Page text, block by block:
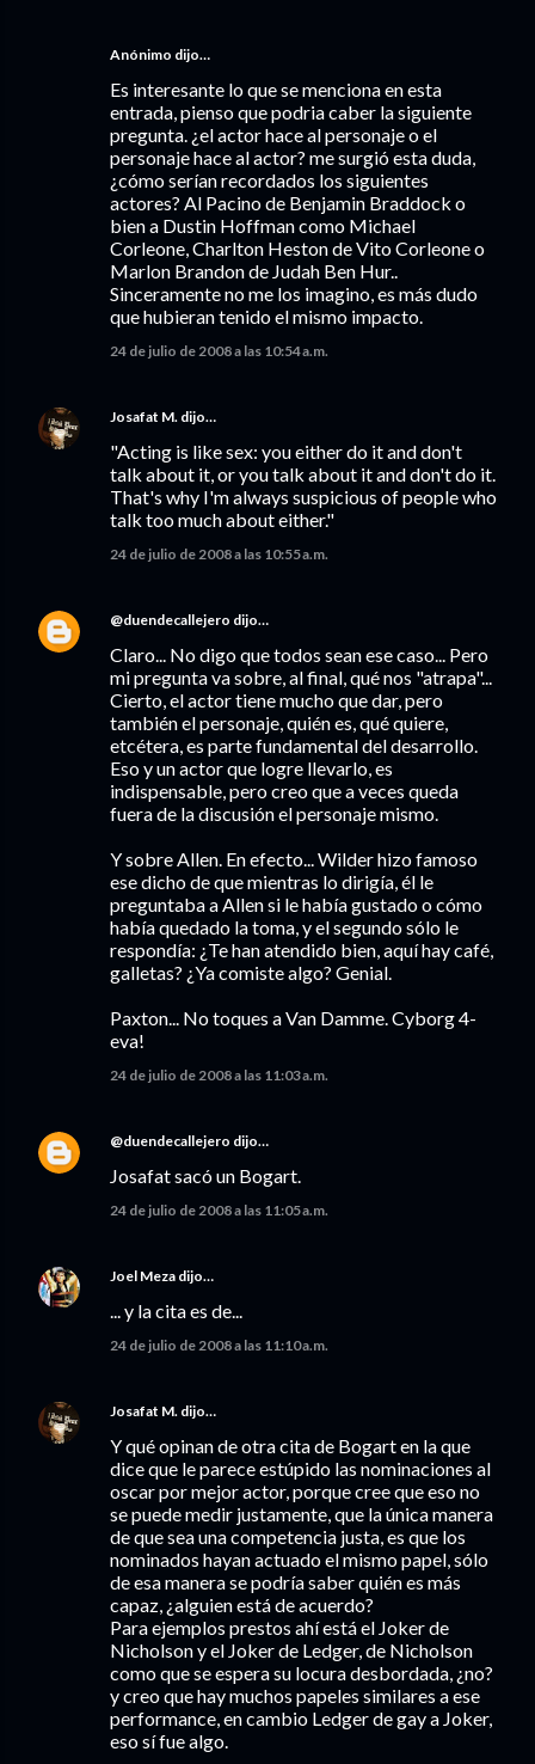
Anónimo dijo…
Es interesante lo que se menciona en esta
entrada, pienso que podria caber la siguiente
pregunta. ¿el actor hace al personaje o el
personaje hace al actor? me surgió esta duda,
¿cómo serían recordados los siguientes
actores? Al Pacino de Benjamin Braddock o
bien a Dustin Hoffman como Michael
Corleone, Charlton Heston de Vito Corleone o
Marlon Brandon de Judah Ben Hur..
Sinceramente no me los imagino, es más dudo
que hubieran tenido el mismo impacto.
24 de julio de 2008 a las 10:54 a.m.
Josafat M. dijo…
"Acting is like sex: you either do it and don't
talk about it, or you talk about it and don't do it.
That's why I'm always suspicious of people who
talk too much about either."
24 de julio de 2008 a las 10:55 a.m.
@duendecallejero dijo…
Claro... No digo que todos sean ese caso... Pero
mi pregunta va sobre, al final, qué nos "atrapa"...
Cierto, el actor tiene mucho que dar, pero
también el personaje, quién es, qué quiere,
etcétera, es parte fundamental del desarrollo.
Eso y un actor que logre llevarlo, es
indispensable, pero creo que a veces queda
fuera de la discusión el personaje mismo.
Y sobre Allen. En efecto... Wilder hizo famoso
ese dicho de que mientras lo dirigía, él le
preguntaba a Allen si le había gustado o cómo
había quedado la toma, y el segundo sólo le
respondía: ¿Te han atendido bien, aquí hay café,
galletas? ¿Ya comiste algo? Genial.
Paxton... No toques a Van Damme. Cyborg 4-
eva!
24 de julio de 2008 a las 11:03 a.m.
@duendecallejero dijo…
Josafat sacó un Bogart.
24 de julio de 2008 a las 11:05 a.m.
Joel Meza dijo…
... y la cita es de...
24 de julio de 2008 a las 11:10 a.m.
Josafat M. dijo…
Y qué opinan de otra cita de Bogart en la que
dice que le parece estúpido las nominaciones al
oscar por mejor actor, porque cree que eso no
se puede medir justamente, que la única manera
de que sea una competencia justa, es que los
nominados hayan actuado el mismo papel, sólo
de esa manera se podría saber quién es más
capaz, ¿alguien está de acuerdo?
Para ejemplos prestos ahí está el Joker de
Nicholson y el Joker de Ledger, de Nicholson
como que se espera su locura desbordada, ¿no?
y creo que hay muchos papeles similares a ese
performance, en cambio Ledger de gay a Joker,
eso sí fue algo.